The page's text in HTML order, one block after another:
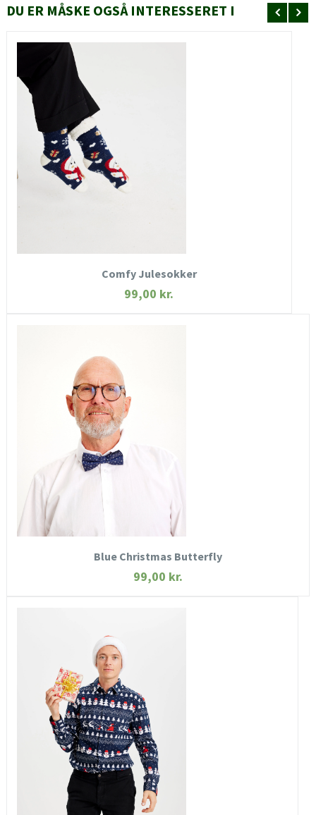
DU ER MÅSKE OGSÅ INTERESSERET I
Comfy Julesokker
99,00 kr.
KØB NU
Blue Christmas Butterfly
99,00 kr.
HURTIGT KIG
SE MERE
KØB NU